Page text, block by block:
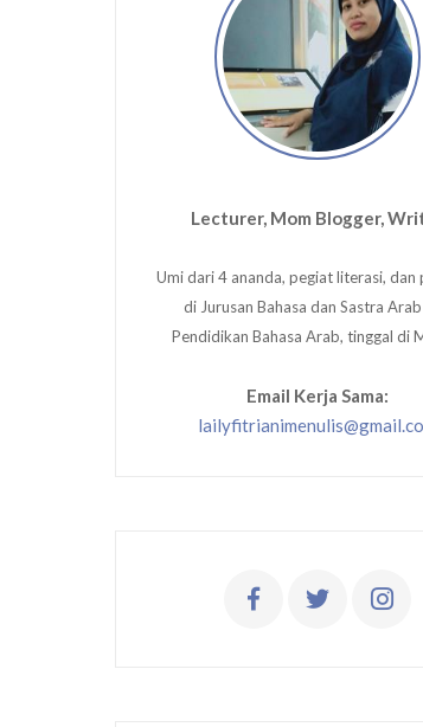
Lecturer, Mom Blogger,
Umi dari 4 ananda, pegiat literasi, dan
di Jurusan Bahasa dan Sastra
Pendidikan Bahasa Arab, tinggal di
Email Kerja Sama: